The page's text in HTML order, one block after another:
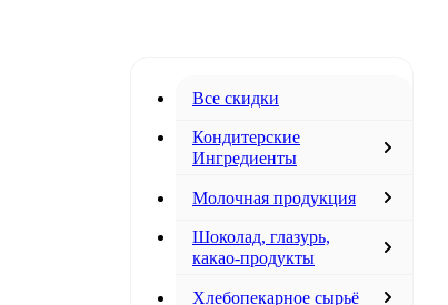
Все скидки
Кондитерские
Ингредиенты
Молочная продукция
Шоколад, глазурь,
какао-продукты
Хлебопекарное сырьё